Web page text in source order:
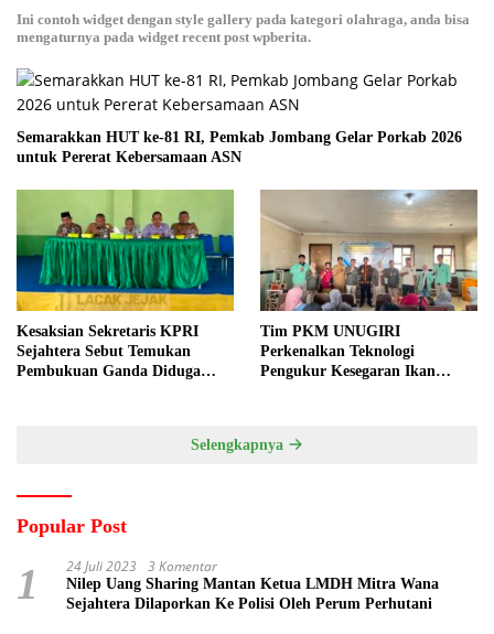
Ini contoh widget dengan style gallery pada kategori olahraga, anda bisa
mengaturnya pada widget recent post wpberita.
Semarakkan HUT ke-81 RI, Pemkab Jombang Gelar Porkab 2026
untuk Pererat Kebersamaan ASN
Kesaksian Sekretaris KPRI
Sejahtera Sebut Temukan
Pembukuan Ganda Diduga
Tim PKM UNUGIRI
Perkenalkan Teknologi
Pengukur Kesegaran Ikan
Selengkapnya
Popular Post
1 24 Juli 2023 3 Komentar
Nilep Uang Sharing Mantan Ketua LMDH Mitra Wana
Sejahtera Dilaporkan Ke Polisi Oleh Perum Perhutani